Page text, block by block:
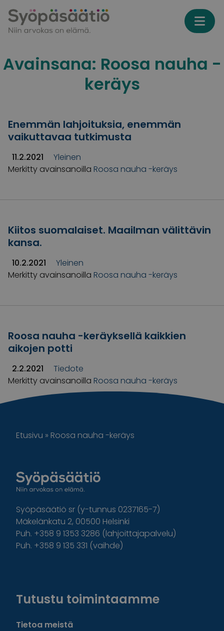
Avainsana: Roosa nauha -
keräys
Enemmän lahjoituksia, enemmän
vaikuttavaa tutkimusta
11.2.2021
Yleinen
Merkitty avainsanoilla Roosa nauha -keräys
Kiitos suomalaiset. Maailman välittävin
kansa.
10.2.2021
Yleinen
Merkitty avainsanoilla Roosa nauha -keräys
Roosa nauha -keräyksellä kaikkien
aikojen potti
2.2.2021
Tiedote
Merkitty avainsanoilla Roosa nauha -keräys
Etusivu » Roosa nauha -keräys
Syöpäsäätiö sr (y-tunnus 0237165-7)
Mäkelänkatu 2, 00500 Helsinki
Puh. +358 9 1353 3286 (lahjoittajapalvelu)
Puh. +358 9 135 331 (vaihde)
Tutustu toimintaamme
Tietoa meistä